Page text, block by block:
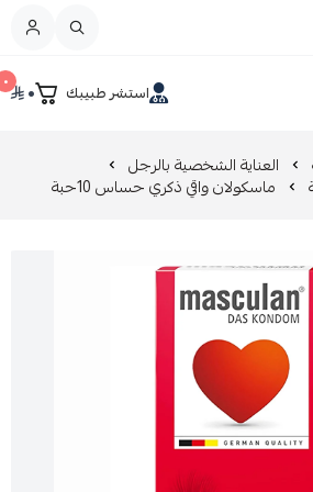
استشر طبيبك ٠ ٠
العناية الشخصية بالرجل
ماسكولان واقي ذكري حساس 10حبة